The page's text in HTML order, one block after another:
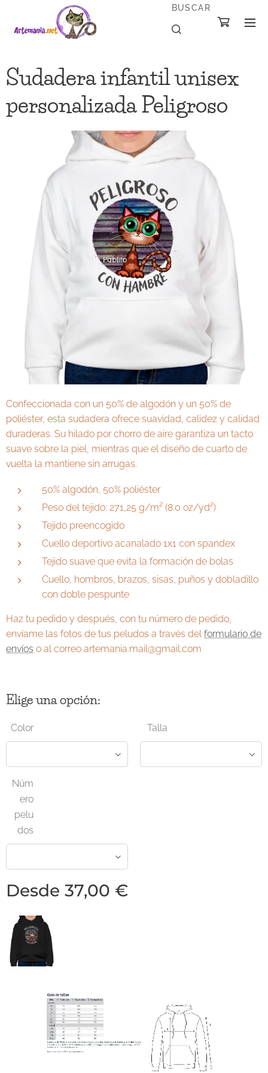
BUSCAR
Sudadera infantil unisex
personalizada Peligroso
Confeccionada con un 50% de algodón y un 50% de
poliéster, esta sudadera ofrece suavidad, calidez y calidad
duraderas. Su hilado por chorro de aire garantiza un tacto
suave sobre la piel, mientras que el diseño de cuarto de
vuelta la mantiene sin arrugas.
50% algodón, 50% poliéster
Peso del tejido: 271,25 g/m² (8.0 oz/yd²)
Tejido preencogido
Cuello deportivo acanalado 1x1 con spandex
Tejido suave que evita la formación de bolas
Cuello, hombros, brazos, sisas, puños y dobladillo
con doble pespunte
Haz tu pedido y después, con tu número de pedido,
envíame las fotos de tus peludos a través del formulario de
envíos o al correo artemania.mail@gmail.com
Elige una opción:
Color Talla
Núm
ero
pelu
dos
Desde 37,00 €